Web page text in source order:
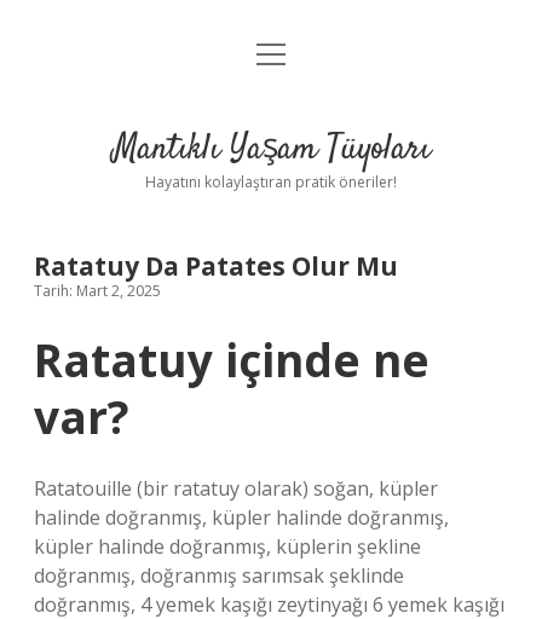
Anasayfa
Yasal Uyarı
menüyü
Mantıklı Yaşam Tüyoları
Hayatını kolaylaştıran pratik öneriler!
Ratatuy Da Patates Olur Mu
Tarih: Mart 2, 2025
Ratatuy içinde ne
var?
Ratatouille (bir ratatuy olarak) soğan, küpler
halinde doğranmış, küpler halinde doğranmış,
küpler halinde doğranmış, küplerin şekline
doğranmış, doğranmış sarımsak şeklinde
doğranmış, 4 yemek kaşığı zeytinyağı 6 yemek kaşığı